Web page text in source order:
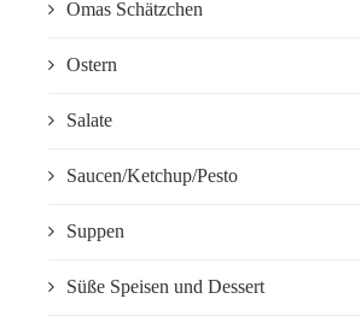
Omas Schätzchen
Ostern
Salate
Saucen/Ketchup/Pesto
Suppen
Süße Speisen und Dessert